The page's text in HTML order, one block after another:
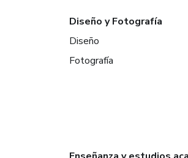
Diseño y Fotografía
Diseño
Fotografía